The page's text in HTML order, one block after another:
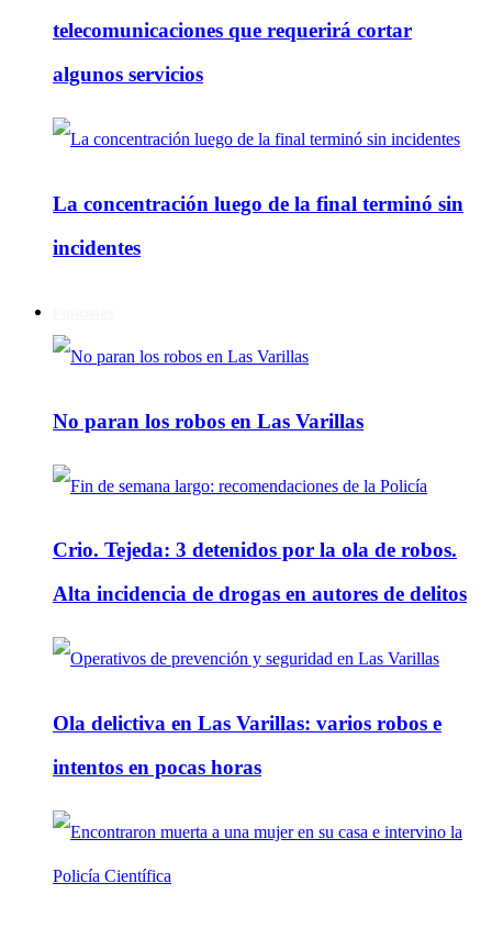
telecomunicaciones que requerirá cortar
algunos servicios
La concentración luego de la final terminó sin
incidentes
No paran los robos en Las Varillas
Crio. Tejeda: 3 detenidos por la ola de robos.
Alta incidencia de drogas en autores de delitos
Ola delictiva en Las Varillas: varios robos e
intentos en pocas horas